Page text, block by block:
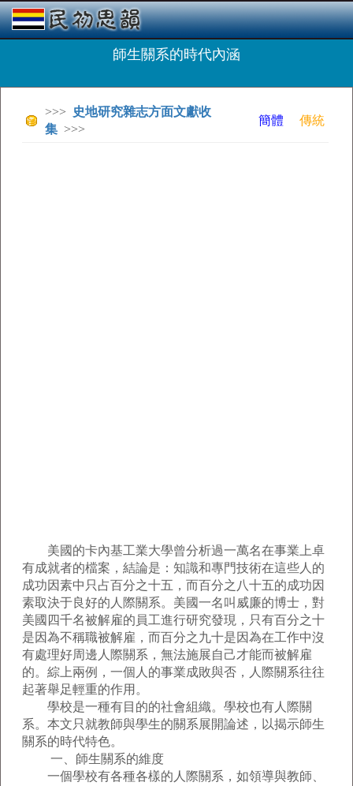
師生關系的時代內涵
>>>
史地研究雜志方面文獻收
集 >>>
簡體 傳統
美國的卡內基工業大學曾分析過一萬名在事業上卓
有成就者的檔案，結論是：知識和專門技術在這些人的
成功因素中只占百分之十五，而百分之八十五的成功因
素取決于良好的人際關系。美國一名叫威廉的博士，對
美國四千名被解雇的員工進行研究發現，只有百分之十
是因為不稱職被解雇，而百分之九十是因為在工作中沒
有處理好周邊人際關系，無法施展自己才能而被解雇
的。綜上兩例，一個人的事業成敗與否，人際關系往往
起著舉足輕重的作用。
學校是一種有目的的社會組織。學校也有人際關
系。本文只就教師與學生的關系展開論述，以揭示師生
關系的時代特色。
一、師生關系的維度
一個學校有各種各樣的人際關系，如領導與教師、